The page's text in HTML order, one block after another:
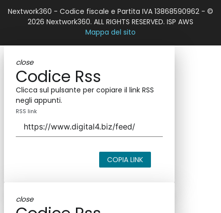
Nextwork360 - Codice fiscale e Partita IVA 13868590962 - ©
2026 Nextwork360. ALL RIGHTS RESERVED. ISP AWS
Mappa del sito
close
Codice Rss
Clicca sul pulsante per copiare il link RSS
negli appunti.
RSS link
COPIA LINK
close